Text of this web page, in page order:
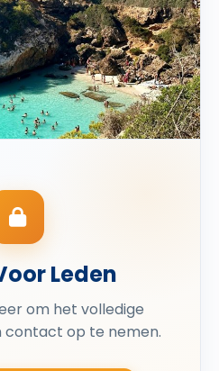
Leden
om het volledige
contact op te nemen.